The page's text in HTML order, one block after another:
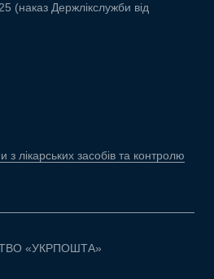
(наказ Держлікслужби від
лікарських засобів та контролю
«УКРПОШТА»